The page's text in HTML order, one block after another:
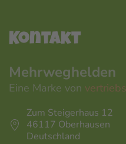
Kontakt
Mehrweghelden
Eine Marke von
Zum Steigerhaus 12
46117 Oberhausen
Deutschland